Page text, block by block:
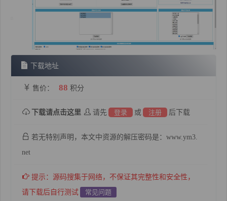
下载地址
售价： 88 积分
下载请点击这里 请先 登录 或 注册 后下载
若无特别声明，本文中资源的解压密码是：www.ym3.
net
提示：源码搜集于网络，不保证其完整性和安全性，
请下载后自行测试
常见问题